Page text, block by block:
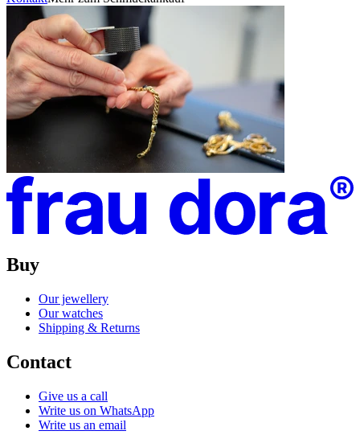
Buy
Our jewellery
Our watches
Shipping & Returns
Contact
Give us a call
Write us on WhatsApp
Write us an email